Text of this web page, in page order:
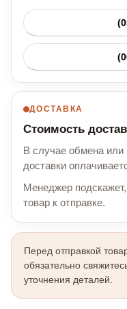
ДОСТАВКА
Стоимость
В случае обмена или
доставки
Менеджер подскажет,
товар к отправке.
Перед отправкой
обязательно
уточнения деталей.